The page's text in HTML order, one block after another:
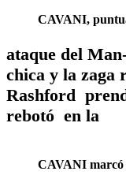
CAVANI,
ataque del
chica y la zaga
Rashford
rebotó en la
CAVANI marcó